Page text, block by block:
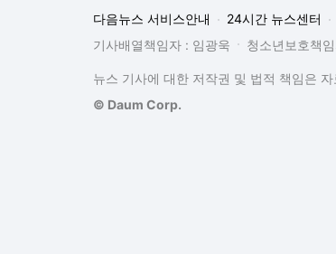
다음뉴스 서비스안내 24시간 뉴스센터
기사배열책임자 : 임광욱
청소년보호책
뉴스 기사에 대한 저작권 및 법적 책임은
© Daum Corp.